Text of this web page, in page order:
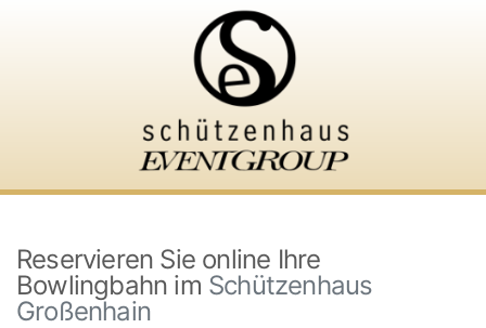
Reservieren Sie online Ihre
Bowlingbahn im Schützenhaus
Großenhain